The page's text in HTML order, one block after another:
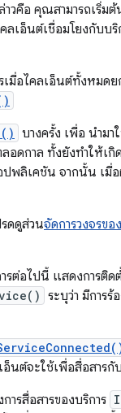
วคือ คุณสามารถเริ่มต้
อ็นต์เชื่อมโยงกับบริก
เมื่อไคลเอ็นต์ทั้งหมดย
บางครั้ง เพื่อ นำมา
อดกาล ทั้งยังทำให้เกิ
ปพลิเคชัน จากนั้น เมื่
ดดูส่วนจัดการวงจรขอ
ต่อไปนี้ แสดงการติด
ระบุว่า มีการร้
อ็นต์จะใช้เพื่อสื่อสารกั
รสื่อสารของบริการ